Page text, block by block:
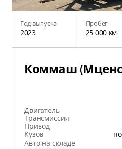
Год выпуска
2023
Пробег
25 000 км
Коммаш
Двигатель
Трансмиссия
Привод
Кузов
Авто на складе